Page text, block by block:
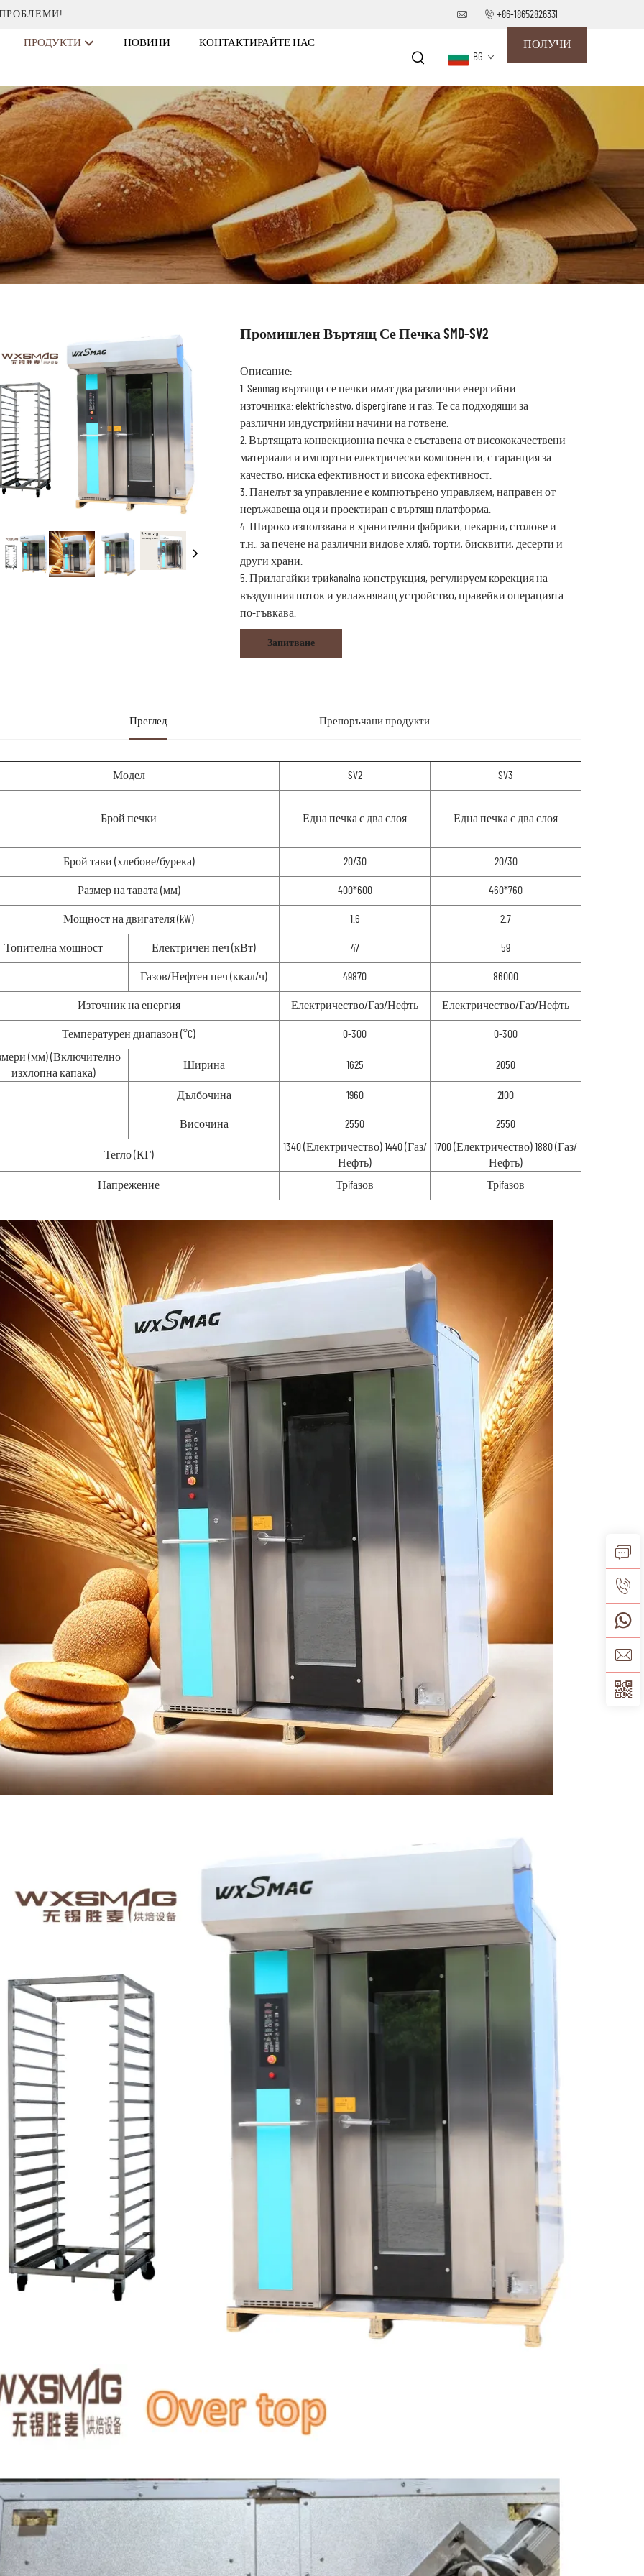
+86-18652826331
ПРОДУКТИ НОВИНИ
КОНТАКТИРАЙТЕ НАС
BG
ПОЛУЧИ
Промишлен Въртящ Се Печка SMD-SV2
Описание:
1. Senmag въртящи се печки имат два различни енергийни
източника: elektrichestvo, dispergirane и газ. Те са подходящи за
различни индустрийни начини на готвене.
2. Въртящата конвекционна печка е съставена от висококачествени
материали и импортни електрически компоненти, с гаранция за
качество, ниска ефективност и висока ефективност.
3. Панелът за управление е компютърено управляем, направен от
неръжавеща оця и проектиран с въртящ платформа.
4. Широко използвана в хранителни фабрики, пекарни, столове и
т.н., за печене на различни видове хляб, торти, бисквити, десерти и
други храни.
5. Прилагайки триkanalna конструкция, регулируем корекция на
въздушния поток и увлажняващ устройство, правейки операцията
по-гъвкава.
Запитване
Преглед Препоръчани продукти
Модел SV2 SV3
Брой печки Една печка с два слоя Една печка с два слоя
Брой тави (хлебове/бурека) 20/30 20/30
Размер на тавата (мм) 400*600 460*760
Мощност на двигателя (kW) 1.6 2.7
Топителна мощност Електричен печ (кВт) 47 59
Газов/Нефтен печ (ккал/ч) 49870 86000
Източник на енергия Електричество/Газ/Нефть Електричество/Газ/Нефть
Температурен диапазон (°C) 0-300
0-300
(мм) (Включително
изхлопна капака)
Ширина 1625 2050
Дълбочина 1960 2100
Височина 2550 2550
Тегло (КГ)
1340 (Електричество) 1440 (Газ/
Нефть)
1700 (Електричество) 1880 (Газ/
Нефть)
Напрежение
Трifазов Трifазов